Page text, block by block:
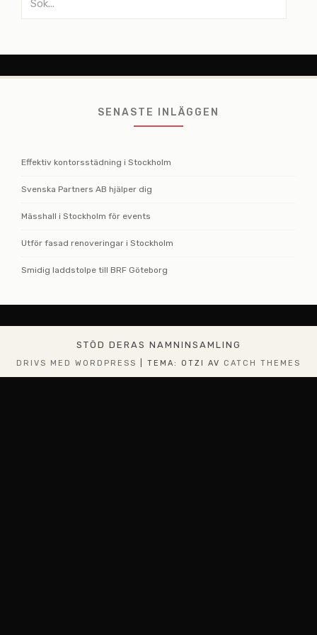
efter:
SENASTE INLÄGGEN
Effektiv kontorsstädning i Stockholm
Svenska Partners AB hjälper dig
Mässhall i Stockholm för events
Utför fasad renoveringar i Stockholm
Smidig laddstolpe till BRF Göteborg
STÖD DERAS NAMNINSAMLING
DRIVS MED WORDPRESS TEMA: OTZI AV CATCH THEMES